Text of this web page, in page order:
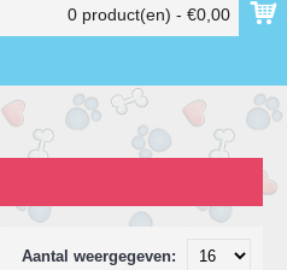
0 product(en) - €0,00
Aantal weergegeven: